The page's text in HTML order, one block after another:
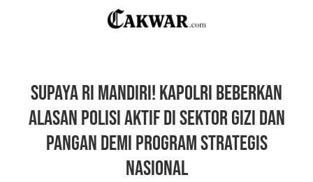
Supaya RI Mandiri! Kapolri Beberkan
Alasan Polisi Aktif di Sektor Gizi dan
Pangan demi Program Strategis
Nasional